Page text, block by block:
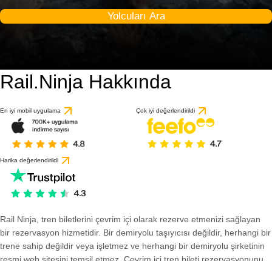
Yolcuları Ara
Rail.Ninja Hakkında
En iyi mobil uygulama Çok iyi değerlendirildi
Harika değerlendirildi
Rail Ninja, tren biletlerini çevrim içi olarak rezerve etmenizi sağlayan
bir rezervasyon hizmetidir. Bir demiryolu taşıyıcısı değildir, herhangi bir
trene sahip değildir veya işletmez ve herhangi bir demiryolu şirketinin